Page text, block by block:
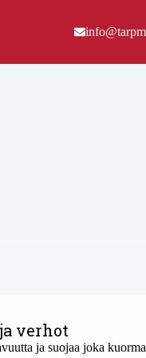
verhot
ja suojaa joka